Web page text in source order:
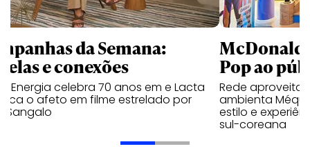
da Semana:
e conexões
Energia celebra 70 anos em e Lacta
o afeto em filme estrelado por
Sangalo
Pop ao
Rede aproveita
ambienta Méqui
estilo e
sul-coreana